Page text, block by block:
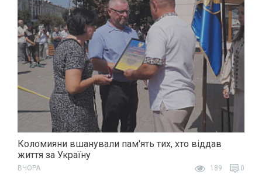
Коломияни вшанували пам'ять тих, хто віддав
життя за Україну
ВЧОРА 189 0